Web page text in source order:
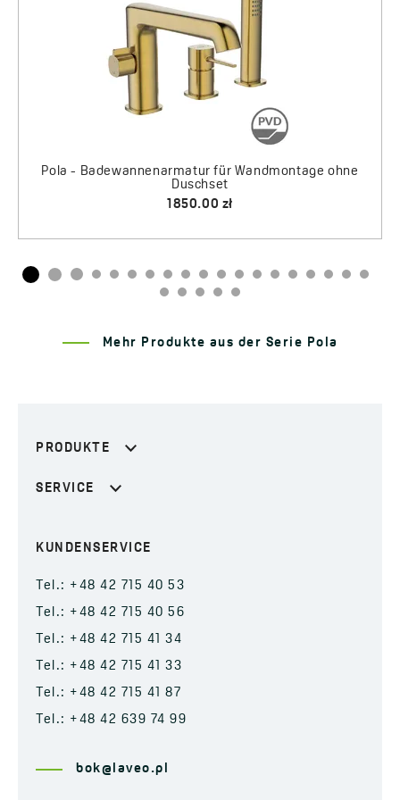
Mehr Produkte aus der Serie Pola
PRODUKTE
SERVICE
KUNDENSERVICE
Tel.: +48 42 715 40 53
Tel.: +48 42 715 40 56
Tel.: +48 42 715 41 34
Tel.: +48 42 715 41 33
Tel.: +48 42 715 41 87
Tel.: +48 42 639 74 99
bok@laveo.pl